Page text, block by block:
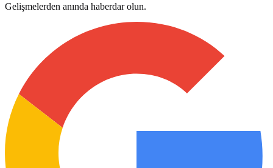
Gelişmelerden anında haberdar olun.